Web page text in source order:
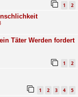
1 2
Täter Werden fordert
1 2
1 2 3 4 5